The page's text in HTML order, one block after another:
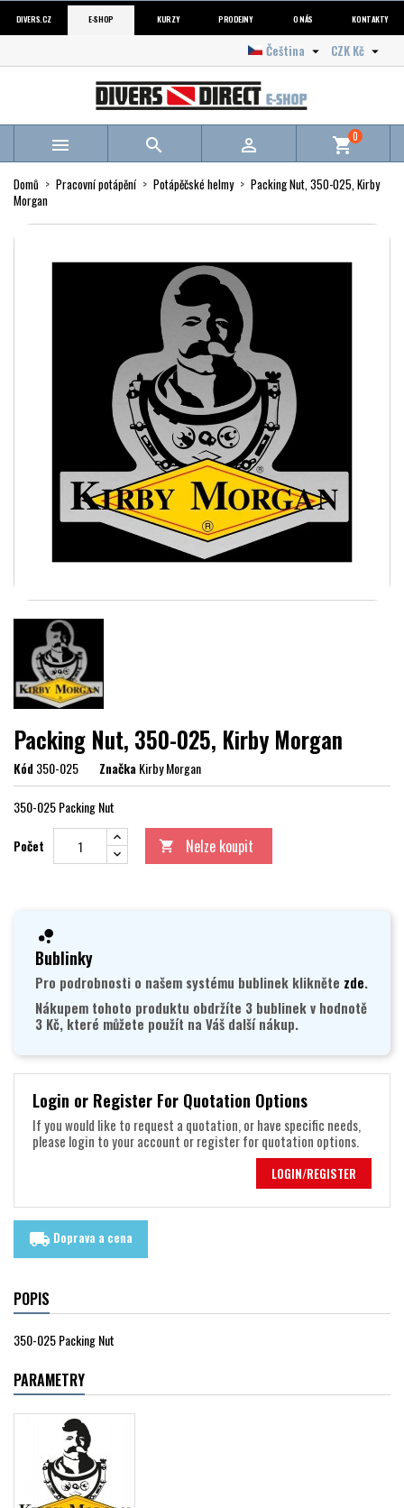
DIVERS.CZ E-SHOP KURZY PRODEJNY O NÁS KONTAKTY
CZK Kč 
Čeština 
   shopping_cart0
Domů Pracovní potápění Potápěčské helmy
Packing Nut, 350-025, Kirby
Morgan
Packing Nut, 350-025, Kirby Morgan
Kód350-025 ZnačkaKirby Morgan
350-025 Packing Nut
Počet  Nelze koupit
Bublinky
Pro podrobnosti o našem systému bublinek klikněte zde.
Nákupem tohoto produktu obdržíte 3 bublinek v hodnotě
3 Kč, které můžete použít na Váš další nákup.
Login or Register For Quotation Options
If you would like to request a quotation, or have specific needs,
please login to your account or register for quotation options.
LOGIN/REGISTER
local_shipping Doprava a cena
POPIS
350-025 Packing Nut
PARAMETRY